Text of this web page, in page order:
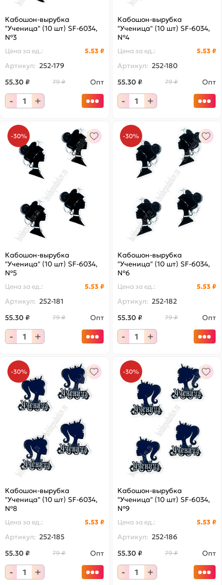
Кабошон-вырубка
"Ученица" (10 шт) SF-6034,
№3
Цена за ед.: 5.53 ₽
Артикул: 252-179
55.30 ₽
79 ₽ Опт
- +
Кабошон-вырубка
"Ученица" (10 шт) SF-6034,
№4
Цена за ед.: 5.53 ₽
Артикул: 252-180
55.30 ₽
79 ₽ Опт
- +
-30%
Кабошон-вырубка
"Ученица" (10 шт) SF-6034,
№5
Цена за ед.: 5.53 ₽
Артикул: 252-181
55.30 ₽
79 ₽ Опт
- +
-30%
Кабошон-вырубка
"Ученица" (10 шт) SF-6034,
№6
Цена за ед.: 5.53 ₽
Артикул: 252-182
55.30 ₽
79 ₽ Опт
- +
-30%
Кабошон-вырубка
"Ученица" (10 шт) SF-6034,
№8
Цена за ед.: 5.53 ₽
Артикул: 252-185
55.30 ₽
79 ₽ Опт
- +
-30%
Кабошон-вырубка
"Ученица" (10 шт) SF-6034,
№9
Цена за ед.: 5.53 ₽
Артикул: 252-186
55.30 ₽
79 ₽ Опт
- +